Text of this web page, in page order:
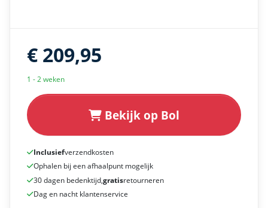
€ 209,95
1 - 2 weken
Bekijk op Bol
Inclusiefverzendkosten
Ophalen bij een afhaalpunt mogelijk
30 dagen bedenktijd,gratisretourneren
Dag en nacht klantenservice